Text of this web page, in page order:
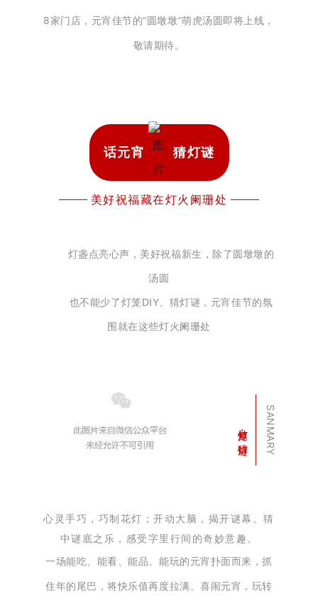
8家门店，元宵佳节的“圆墩墩”萌虎汤圆即将上线，
敬请期待。
话元宵 猜灯谜
美好祝福藏在灯火阑珊处
灯盏点亮心声，美好祝福新生， 除了圆墩墩的
汤圆
也不能少了灯笼DIY、猜灯谜， 元宵佳节的氛
围就在这些灯火阑珊处
SANMARY
做灯笼 · 猜灯谜
心灵手巧，巧制花灯；开动大脑，揭开谜幕。猜
中谜底之乐，感受字里行间的奇妙意趣。
一场能吃、能看、能品、能玩的元宵扑面而来，抓
住年的尾巴，将快乐值再度拉满。喜闹元宵，玩转